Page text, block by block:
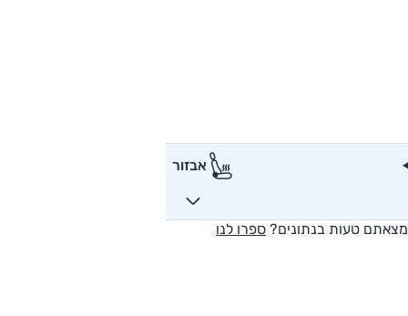
אבזור
מצאתם טעות בנתונים? ספרו לנו